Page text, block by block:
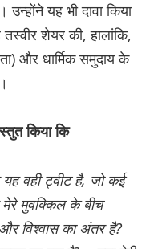
यह भी दावा किया
शेयर की, हालांकि,
और धार्मिक समुदाय के
किया कि
वही ट्वीट है, जो कई
मुवक्किल के बीच
विश्वास का अंतर है?